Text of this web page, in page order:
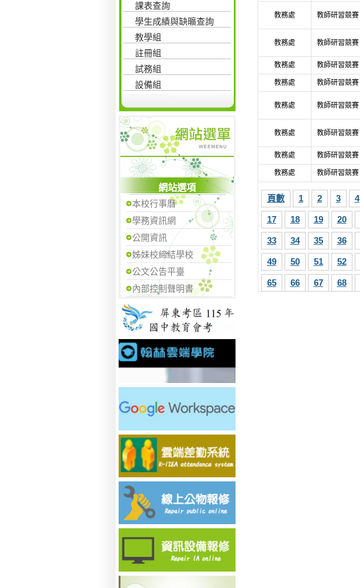
課表查詢
學生成績與缺曠查詢
教學組
註冊組
試務組
設備組
網站選項
本校行事曆
學務資訊網
公開資訊
姊妹校締結學校
公文公告平臺
內部控制聲明書
教務處 教師研習競賽
教務處 教師研習競賽
教務處 教師研習競賽
教務處 教師研習競賽
教務處 教師研習競賽
教務處 教師研習競賽
教務處 教師研習競賽
教務處 教師研習競賽
頁數 1 2 3 4
17 18 19 20
33 34 35 36
49 50 51 52
65 66 67 68